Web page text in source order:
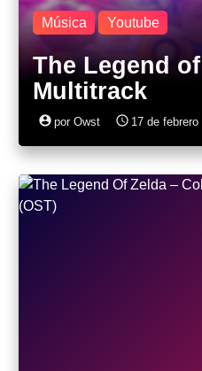
Música Youtube
The Legend
Multitrack
account_circle por Owst access_time 17 de febrero